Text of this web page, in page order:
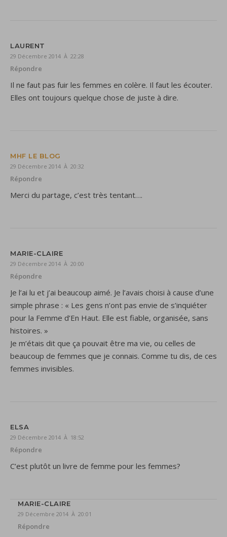
LAURENT
29 Décembre 2014 À 22:28
Répondre
Il ne faut pas fuir les femmes en colère. Il faut les écouter.
Elles ont toujours quelque chose de juste à dire.
MHF LE BLOG
29 Décembre 2014 À 20:32
Répondre
Merci du partage, c’est très tentant….
MARIE-CLAIRE
29 Décembre 2014 À 20:00
Répondre
Je l’ai lu et j’ai beaucoup aimé. Je l’avais choisi à cause d’une
simple phrase : « Les gens n’ont pas envie de s’inquiéter
pour la Femme d’En Haut. Elle est fiable, organisée, sans
histoires. »
Je m’étais dit que ça pouvait être ma vie, ou celles de
beaucoup de femmes que je connais. Comme tu dis, de ces
femmes invisibles.
ELSA
29 Décembre 2014 À 18:52
Répondre
C’est plutôt un livre de femme pour les femmes?
MARIE-CLAIRE
29 Décembre 2014 À 20:01
Répondre